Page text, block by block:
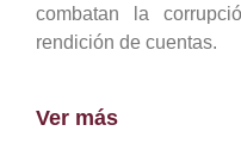
combatan la
rendición de cuentas.
Ver más